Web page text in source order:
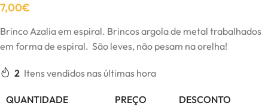
7,00€
Brinco Azalia em espiral. Brincos argola de metal trabalhados
em forma de espiral. São leves, não pesam na orelha!
2 Itens vendidos nas últimas hora
QUANTIDADE PREÇO DESCONTO